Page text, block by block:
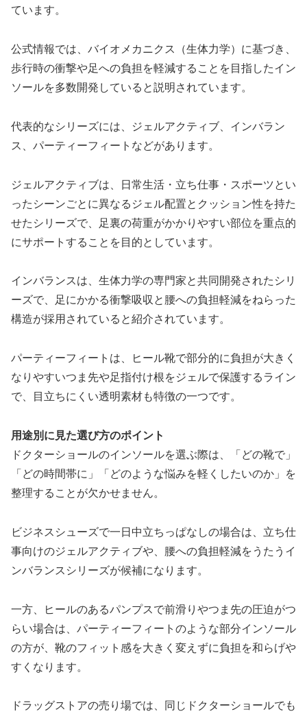
ています。
公式情報では、バイオメカニクス（生体力学）に基づき、
歩行時の衝撃や足への負担を軽減することを目指したイン
ソールを多数開発していると説明されています。
代表的なシリーズには、ジェルアクティブ、インバラン
ス、パーティーフィートなどがあります。
ジェルアクティブは、日常生活・立ち仕事・スポーツとい
ったシーンごとに異なるジェル配置とクッション性を持た
せたシリーズで、足裏の荷重がかかりやすい部位を重点的
にサポートすることを目的としています。
インバランスは、生体力学の専門家と共同開発されたシリ
ーズで、足にかかる衝撃吸収と腰への負担軽減をねらった
構造が採用されていると紹介されています。
パーティーフィートは、ヒール靴で部分的に負担が大きく
なりやすいつま先や足指付け根をジェルで保護するライン
で、目立ちにくい透明素材も特徴の一つです。
用途別に見た選び方のポイント
ドクターショールのインソールを選ぶ際は、「どの靴で」
「どの時間帯に」「どのような悩みを軽くしたいのか」を
整理することが欠かせません。
ビジネスシューズで一日中立ちっぱなしの場合は、立ち仕
事向けのジェルアクティブや、腰への負担軽減をうたうイ
ンバランスシリーズが候補になります。
一方、ヒールのあるパンプスで前滑りやつま先の圧迫がつ
らい場合は、パーティーフィートのような部分インソール
の方が、靴のフィット感を大きく変えずに負担を和らげや
すくなります。
ドラッグストアの売り場では、同じドクターショールでも